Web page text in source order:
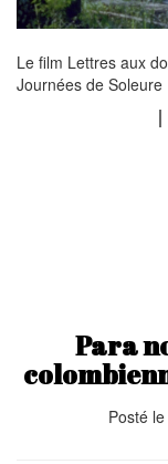
Le film Lettres aux
Journées de Soleure
Para
Posté le